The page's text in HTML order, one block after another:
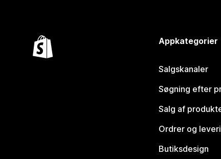
Appkategorier
Salgskanaler
Søgning efter
Salg af
Ordrer og
Butiksdesign